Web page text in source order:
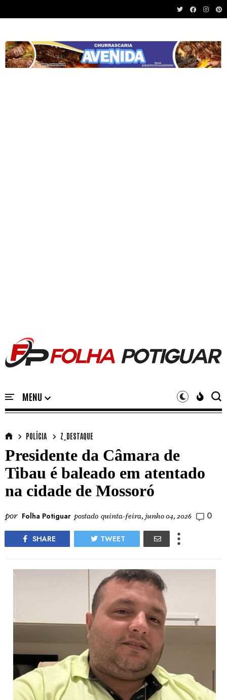
POLÍCIA Z_DESTAQUE
Presidente da Câmara de
Tibau é baleado em atentado
na cidade de Mossoró
por Folha Potiguar postado quinta-feira, junho 04, 2026 0
SHARE TWEET